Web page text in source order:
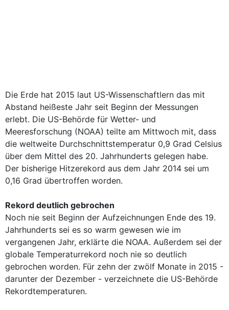
Die Erde hat 2015 laut US-Wissenschaftlern das mit
Abstand heißeste Jahr seit Beginn der Messungen
erlebt. Die US-Behörde für Wetter- und
Meeresforschung (NOAA) teilte am Mittwoch mit, dass
die weltweite Durchschnittstemperatur 0,9 Grad Celsius
über dem Mittel des 20. Jahrhunderts gelegen habe.
Der bisherige Hitzerekord aus dem Jahr 2014 sei um
0,16 Grad übertroffen worden.
Rekord deutlich gebrochen
Noch nie seit Beginn der Aufzeichnungen Ende des 19.
Jahrhunderts sei es so warm gewesen wie im
vergangenen Jahr, erklärte die NOAA. Außerdem sei der
globale Temperaturrekord noch nie so deutlich
gebrochen worden. Für zehn der zwölf Monate in 2015 -
darunter der Dezember - verzeichnete die US-Behörde
Rekordtemperaturen.